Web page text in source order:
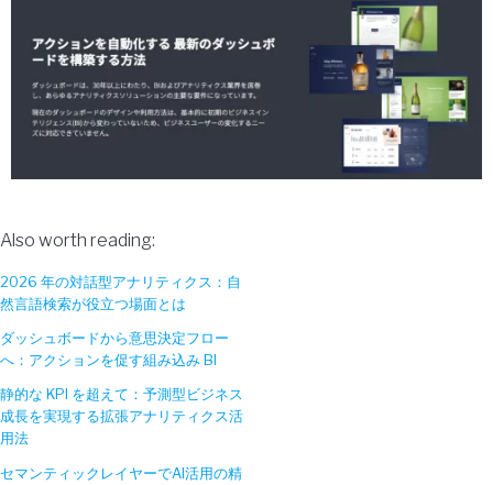
Also worth reading:
2026 年の対話型アナリティクス：自
然言語検索が役立つ場面とは
ダッシュボードから意思決定フロー
へ：アクションを促す組み込み BI
静的な KPI を超えて：予測型ビジネス
成長を実現する拡張アナリティクス活
用法
セマンティックレイヤーでAI活用の精